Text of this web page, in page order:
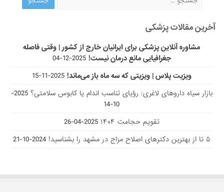
آخرین مقالات پزشکی
مشاوره آنلاین پزشکی برای ایرانیان خارج از کشور | وقتی فاصله
جغرافیایی مانع درمان نیست! 2025-12-04
ویزیت پلاس | ویزیتی که سه ماه باز می‌ماند! 2025-11-15
بازار سیاه داروهای لاغری: رؤیای تناسب اندام یا کابوس سلامتی؟
2025-
10-14
تقویم حجامت ۱۴۰۴
2025-04-26
۵ تا از بهترین دکتر‌های اصلاح مزاج در مشهد را بشناسید!
2024-10-21